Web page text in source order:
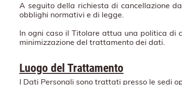
A seguito della richiesta di cancellazione
obblighi normativi e di legge.
In ogni caso il Titolare attua una politica di
minimizzazione del trattamento dei dati.
Luogo del Trattamento
I Dati Personali sono trattati presso le sedi